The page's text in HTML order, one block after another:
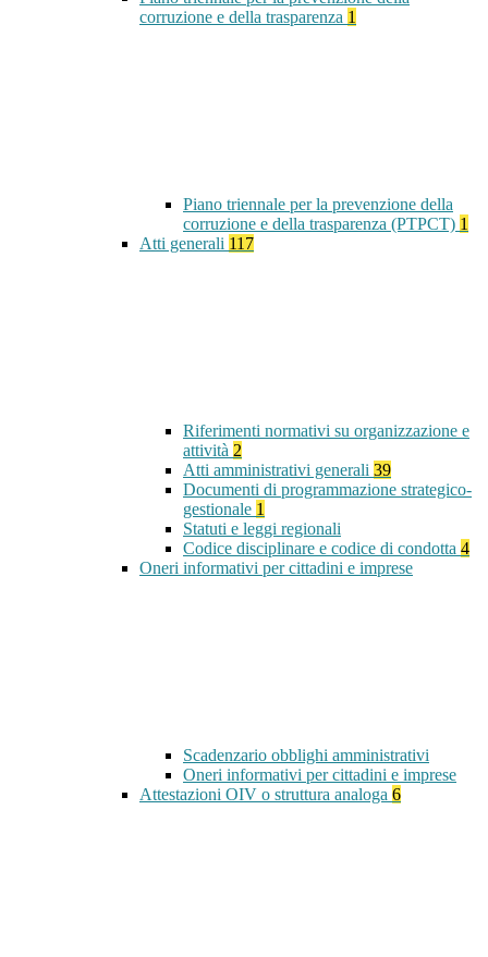
corruzione e della trasparenza 1
Piano triennale per la prevenzione della
corruzione e della trasparenza (PTPCT) 1
Atti generali 117
Riferimenti normativi su organizzazione e
attività 2
Atti amministrativi generali 39
Documenti di programmazione strategico-
gestionale 1
Statuti e leggi regionali
Codice disciplinare e codice di condotta 4
Oneri informativi per cittadini e imprese
Scadenzario obblighi amministrativi
Oneri informativi per cittadini e imprese
Attestazioni OIV o struttura analoga 6